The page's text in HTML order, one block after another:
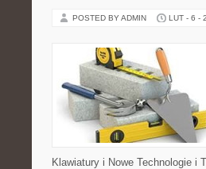
POSTED BY ADMIN LUT - 6 -
Klawiatury i Nowe Technologie i